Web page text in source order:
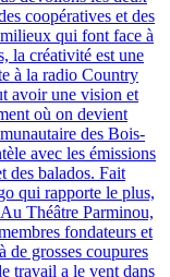
coopératives et des
qui font face à
la créativité est une
à la radio Country
avoir une vision et
où on devient
des Bois-
avec les émissions
des balados. Fait
qui rapporte le plus,
Théâtre Parminou,
fondateurs et
de grosses coupures
travail a le vent dans